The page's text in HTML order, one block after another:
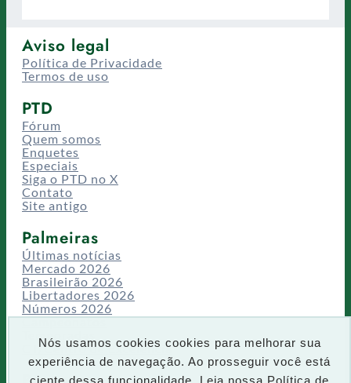
Nós usamos cookies cookies para melhorar sua
experiência de navegação. Ao prosseguir você está
Aviso legal
Política de Privacidade
Termos de uso
PTD
Fórum
Quem somos
Enquetes
Especiais
Siga o PTD no X
Contato
Site antigo
Palmeiras
Últimas notícias
Mercado 2026
Brasileirão 2026
Libertadores 2026
Números 2026
Campeonatos
Temporadas
CT/Centro de Excelência